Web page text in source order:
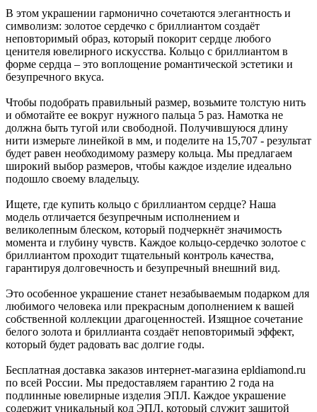
В этом украшении гармонично сочетаются элегантность и
символизм: золотое сердечко с бриллиантом создаёт
неповторимый образ, который покорит сердце любого
ценителя ювелирного искусства. Кольцо с бриллиантом в
форме сердца – это воплощение романтической эстетики и
безупречного вкуса.
Чтобы подобрать правильный размер, возьмите толстую нить
и обмотайте ее вокруг нужного пальца 5 раз. Намотка не
должна быть тугой или свободной. Получившуюся длину
нити измерьте линейкой в мм, и поделите на 15,707 - результат
будет равен необходимому размеру кольца. Мы предлагаем
широкий выбор размеров, чтобы каждое изделие идеально
подошло своему владельцу.
Ищете, где купить кольцо с бриллиантом сердце? Наша
модель отличается безупречным исполнением и
великолепным блеском, который подчеркнёт значимость
момента и глубину чувств. Каждое кольцо-сердечко золотое с
бриллиантом проходит тщательный контроль качества,
гарантируя долговечность и безупречный внешний вид.
Это особенное украшение станет незабываемым подарком для
любимого человека или прекрасным дополнением к вашей
собственной коллекции драгоценностей. Изящное сочетание
белого золота и бриллианта создаёт неповторимый эффект,
который будет радовать вас долгие годы.
Бесплатная доставка заказов интернет-магазина epldiamond.ru
по всей России. Мы предоставляем гарантию 2 года на
подлинные ювелирные изделия ЭПЛ. Каждое украшение
содержит уникальный код ЭПЛ, который служит защитой